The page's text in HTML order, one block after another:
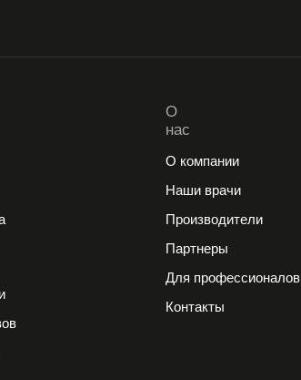
О
нас
О компании
Наши врачи
Производители
Партнеры
Для профессионалов
Контакты